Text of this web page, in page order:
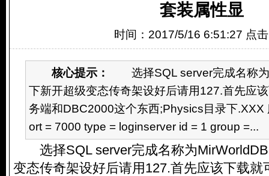
套装属性显
时间：2017/5/16 6:51:27 点
核心提示：
选择SQL server完成名称为
下新开超级变态传奇架设好后请用127.首先应
务端和DBC2000这个东西;Physics目录下.XXX
ort = 7000 type = loginserver id = 1 group =...
选择SQL server完成名称为
变态传奇架设好后请用127.首先应该下载就